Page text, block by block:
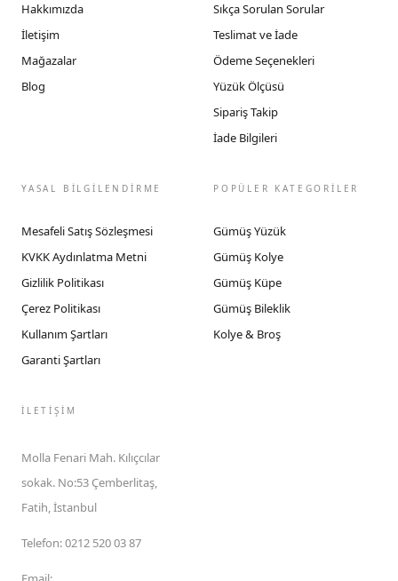
Hakkımızda
İletişim
Mağazalar
Blog
Sıkça Sorulan Sorular
Teslimat ve İade
Ödeme Seçenekleri
Yüzük Ölçüsü
Sipariş Takip
İade Bilgileri
YASAL BİLGİLENDİRME
Mesafeli Satış Sözleşmesi
KVKK Aydınlatma Metni
Gizlilik Politikası
Çerez Politikası
Kullanım Şartları
Garanti Şartları
POPÜLER KATEGORİLER
Gümüş Yüzük
Gümüş Kolye
Gümüş Küpe
Gümüş Bileklik
Kolye & Broş
İLETIŞIM
Molla Fenari Mah. Kılıçcılar
sokak. No:53 Çemberlitaş,
Fatih, İstanbul
Telefon:0212 520 03 87